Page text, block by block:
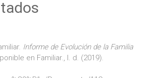
Informe de Evolución de la Familia
en Familiar., I. d. (2019).